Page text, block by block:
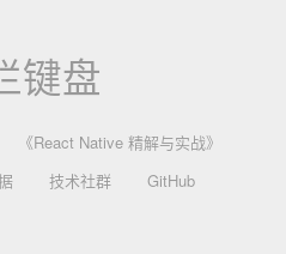
键盘
《React Native 精解与实战》
技术社群
GitHub